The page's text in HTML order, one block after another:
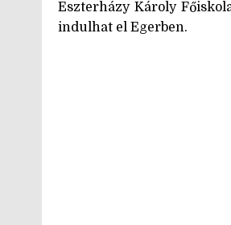
Eszterházy Károly
indulhat el Egerben.